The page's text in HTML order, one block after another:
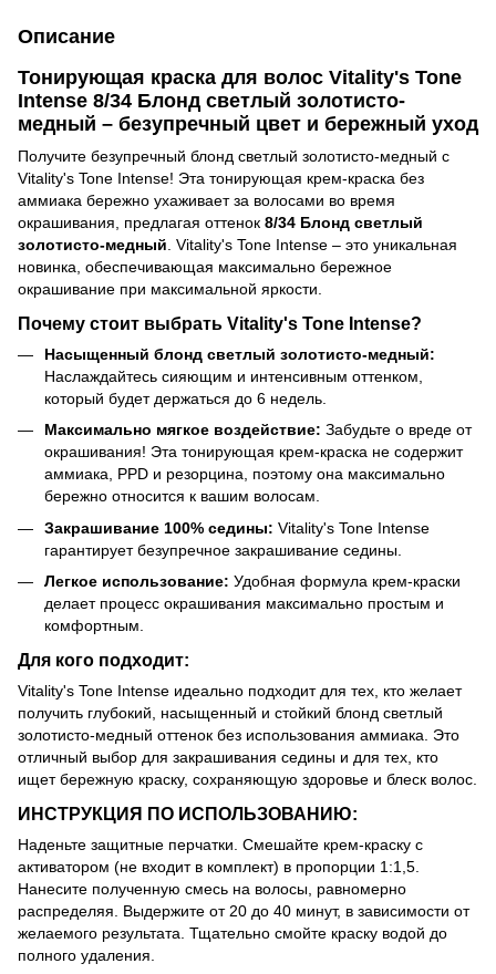
Описание
Тонирующая краска для волос Vitality's Tone
Intense 8/34 Блонд светлый золотисто-
медный – безупречный цвет и бережный уход
Получите безупречный блонд светлый золотисто-медный с
Vitality's Tone Intense! Эта тонирующая крем-краска без
аммиака бережно ухаживает за волосами во время
окрашивания, предлагая оттенок 8/34 Блонд светлый
золотисто-медный . Vitality's Tone Intense – это уникальная
новинка, обеспечивающая максимально бережное
окрашивание при максимальной яркости.
Почему стоит выбрать Vitality's Tone Intense?
Насыщенный блонд светлый золотисто-медный:
Наслаждайтесь сияющим и интенсивным оттенком,
который будет держаться до 6 недель.
Максимально мягкое воздействие: Забудьте о вреде от
окрашивания! Эта тонирующая крем-краска не содержит
аммиака, PPD и резорцина, поэтому она максимально
бережно относится к вашим волосам.
Закрашивание 100% седины: Vitality's Tone Intense
гарантирует безупречное закрашивание седины.
Легкое использование: Удобная формула крем-краски
делает процесс окрашивания максимально простым и
комфортным.
Для кого подходит:
Vitality's Tone Intense идеально подходит для тех, кто желает
получить глубокий, насыщенный и стойкий блонд светлый
золотисто-медный оттенок без использования аммиака. Это
отличный выбор для закрашивания седины и для тех, кто
ищет бережную краску, сохраняющую здоровье и блеск волос.
ИНСТРУКЦИЯ ПО ИСПОЛЬЗОВАНИЮ:
Наденьте защитные перчатки. Смешайте крем-краску с
активатором (не входит в комплект) в пропорции 1:1,5.
Нанесите полученную смесь на волосы, равномерно
распределяя. Выдержите от 20 до 40 минут, в зависимости от
желаемого результата. Тщательно смойте краску водой до
полного удаления.